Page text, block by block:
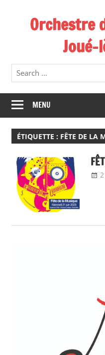
Orchestre
Joué-
MENU
ÉTIQUETTE : FÊTE DE LA